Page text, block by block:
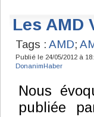
Les AMD
Tags : AMD;
Publié le 24/05/2012 à
DonanimHaber
Nous
publiée